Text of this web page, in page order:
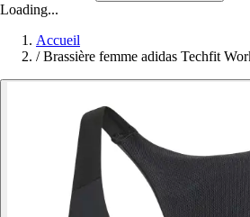
Loading...
Accueil
/ Brassière femme adidas Techfit